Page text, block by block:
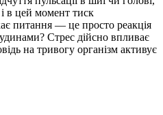
в цей момент тиск
питання — це просто реакція
Стрес дійсно впливає
на тривогу організм активує